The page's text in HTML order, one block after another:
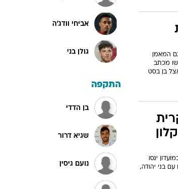
המאמן
מכתב
בן בסט
ינסו
בני יהודה,
אביחי וודג'ה
גולן בני
התקפה
בן הדדי
שגיא דרור
נועם גיסין